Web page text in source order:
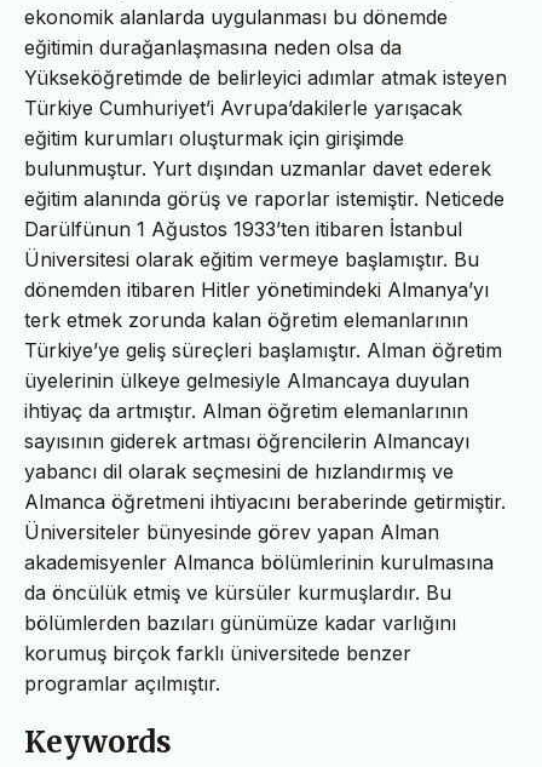
ekonomik alanlarda uygulanması bu dönemde
eğitimin durağanlaşmasına neden olsa da
Yükseköğretimde de belirleyici adımlar atmak isteyen
Türkiye Cumhuriyet’i Avrupa’dakilerle yarışacak
eğitim kurumları oluşturmak için girişimde
bulunmuştur. Yurt dışından uzmanlar davet ederek
eğitim alanında görüş ve raporlar istemiştir. Neticede
Darülfünun 1 Ağustos 1933’ten itibaren İstanbul
Üniversitesi olarak eğitim vermeye başlamıştır. Bu
dönemden itibaren Hitler yönetimindeki Almanya’yı
terk etmek zorunda kalan öğretim elemanlarının
Türkiye’ye geliş süreçleri başlamıştır. Alman öğretim
üyelerinin ülkeye gelmesiyle Almancaya duyulan
ihtiyaç da artmıştır. Alman öğretim elemanlarının
sayısının giderek artması öğrencilerin Almancayı
yabancı dil olarak seçmesini de hızlandırmış ve
Almanca öğretmeni ihtiyacını beraberinde getirmiştir.
Üniversiteler bünyesinde görev yapan Alman
akademisyenler Almanca bölümlerinin kurulmasına
da öncülük etmiş ve kürsüler kurmuşlardır. Bu
bölümlerden bazıları günümüze kadar varlığını
korumuş birçok farklı üniversitede benzer
programlar açılmıştır.
Keywords